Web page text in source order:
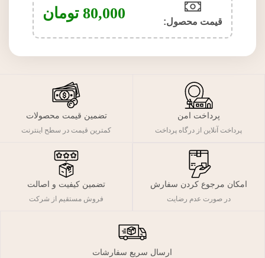
قیمت محصول:​ 80,000 تومان
پرداخت امن
پرداخت آنلاین از درگاه پرداخت
تضمین قیمت محصولات
کمترین قیمت در سطح اینترنت
امکان مرجوع کردن سفارش
در صورت عدم رضایت
تضمین کیفیت و اصالت
فروش مستقیم از شرکت
ارسال سریع سفارشات